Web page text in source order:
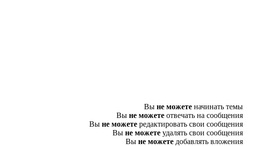
Вы не можете начинать темы
Вы не можете отвечать на сообщения
Вы не можете редактировать свои сообщения
Вы не можете удалять свои сообщения
Вы не можете добавлять вложения